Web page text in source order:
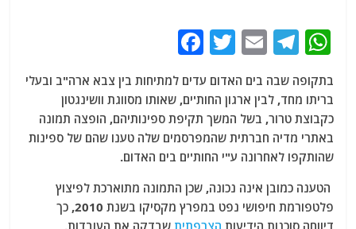
W
at
s
A
p
p
T
e
g
ra
m
E
ai
l
T
itt
er
a
c
e
b
o
o
k
בתקופה שבה בים האדום עדים למתיחות בין צבא ארה"ב ובעלי
בריתו מחד, לבין ארגון החות'ים, שאותו מסווגת וושינגטון
כקבוצת טרור, בשל המשך תקיפת ספינותיהם, הופצה תמונה
באתרי מדיה חברתית שהמפרסמים שלה טענו שהם של ספינות
שהותקפו לאחרונה ע"י החות'ים בים האדום.
הטענה כמובן אינה נכונה, שכן התמונה מתוארכת לפיצוץ
פלטפורמת חיפושי נפט במפרץ מקסיקו בשנת 2010, כך
דיווחה סוכנות הידיעות הצרפתית שבדקה את העובדות.